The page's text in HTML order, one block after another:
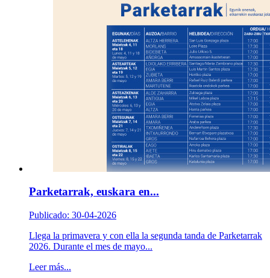
Parketarrak, euskara en...
Publicado: 30-04-2026
Llega la primavera y con ella la segunda tanda de Parketarrak
2026. Durante el mes de mayo...
Leer más...